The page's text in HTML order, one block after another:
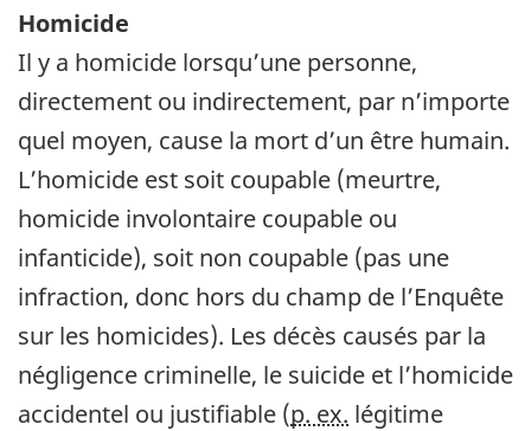
Homicide
Il y a homicide lorsqu’une personne,
directement ou indirectement, par n’importe
quel moyen, cause la mort d’un être humain.
L’homicide est soit coupable (meurtre,
homicide involontaire coupable ou
infanticide), soit non coupable (pas une
infraction, donc hors du champ de l’Enquête
sur les homicides). Les décès causés par la
négligence criminelle, le suicide et l’homicide
accidentel ou justifiable (p. ex. légitime